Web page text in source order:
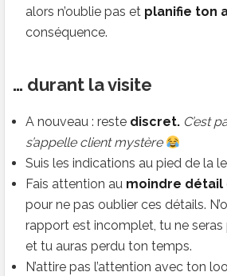
alors n’oublie pas et planifie ton
conséquence.
… durant la visite
A nouveau : reste discret. C’est
s’appelle client mystère
Suis les indications au pied de la
Fais attention au moindre détail
pour ne pas oublier ces détails.
rapport est incomplet, tu ne
et tu auras perdu ton temps.
N’attire pas l’attention avec ton